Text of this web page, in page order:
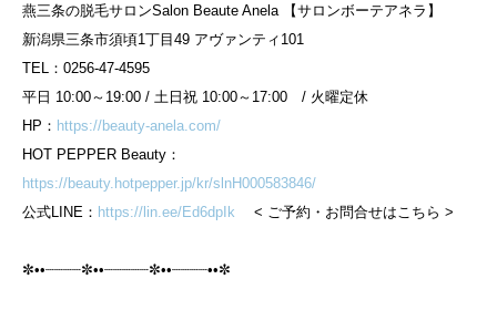
燕三条の脱毛サロンSalon Beaute Anela 【サロンボーテアネラ】
新潟県三条市須頃1丁目49 アヴァンティ101
TEL：0256-47-4595
平日 10:00～19:00 / 土日祝 10:00～17:00 / 火曜定休
HP： https://beauty-anela.com/
HOT PEPPER Beauty：
https://beauty.hotpepper.jp/kr/slnH000583846/
公式LINE： https://lin.ee/Ed6dpIk < ご予約・お問合せはこちら >
✼••┈┈┈┈✼••┈┈┈┈┈✼••┈┈┈┈••✼